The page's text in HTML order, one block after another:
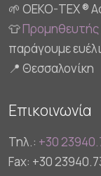
🌱 OEKO-TEX ®
👕Προμηθευτής
παράγουμε
📍 Θεσσαλονίκη
Επικοινωνία
Τηλ.: +30
Fax: +30